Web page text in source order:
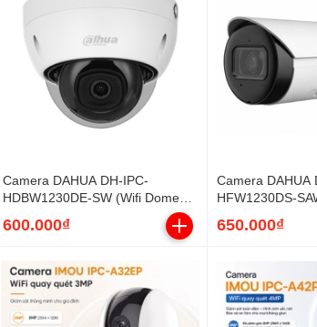
Camera DAHUA DH-IPC-
HDBW1230DE-SW (Wifi Dome
600.000₫
Camera DAHUA
HFW1230DS-
650.000₫